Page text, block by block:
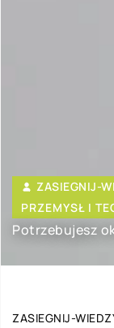
ZASIEGNIJ-
PRZEMYSŁ I
Potrzebujesz
ZASIEGNIJ-